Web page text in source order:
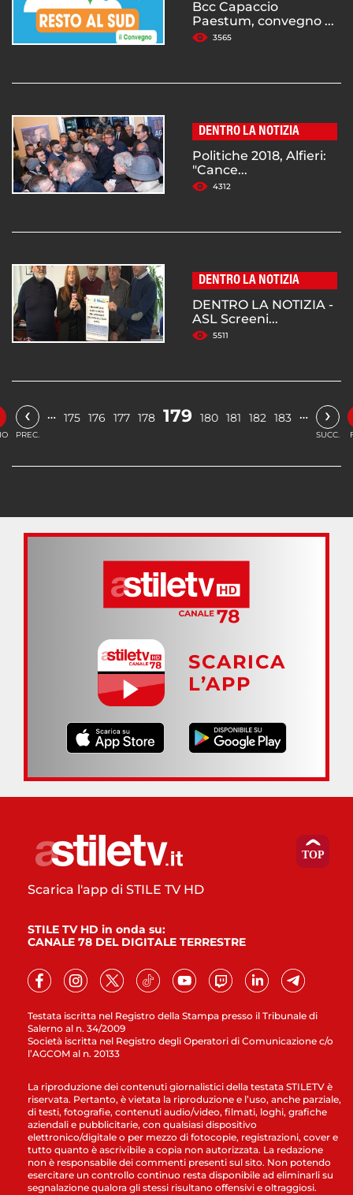
Bcc Capaccio
Paestum, convegno ...
3565
DENTRO LA NOTIZIA
Politiche 2018, Alfieri:
"Cance...
4312
DENTRO LA NOTIZIA
DENTRO LA NOTIZIA -
ASL Screeni...
5511
‹
PREC.
… 175 176 177 178 179 180 181 182 183 … ›
SUCC.
SCARICA
L’APP
Testata iscritta nel Registro della Stampa presso il Tribunale di
Salerno al n. 34/2009
Società iscritta nel Registro degli Operatori di Comunicazione c/o
l’AGCOM al n. 20133
Scarica l'app di STILE TV HD
STILE TV HD in onda su:
CANALE 78 DEL DIGITALE TERRESTRE
La riproduzione dei contenuti giornalistici della testata STILETV è
riservata. Pertanto, è vietata la riproduzione e l’uso, anche parziale,
di testi, fotografie, contenuti audio/video, filmati, loghi, grafiche
aziendali e pubblicitarie, con qualsiasi dispositivo
elettronico/digitale o per mezzo di fotocopie, registrazioni, cover e
tutto quanto è ascrivibile a copia non autorizzata. La redazione
non è responsabile dei commenti presenti sul sito. Non potendo
esercitare un controllo continuo resta disponibile ad eliminarli su
segnalazione qualora gli stessi risultano offensivi e oltraggiosi.